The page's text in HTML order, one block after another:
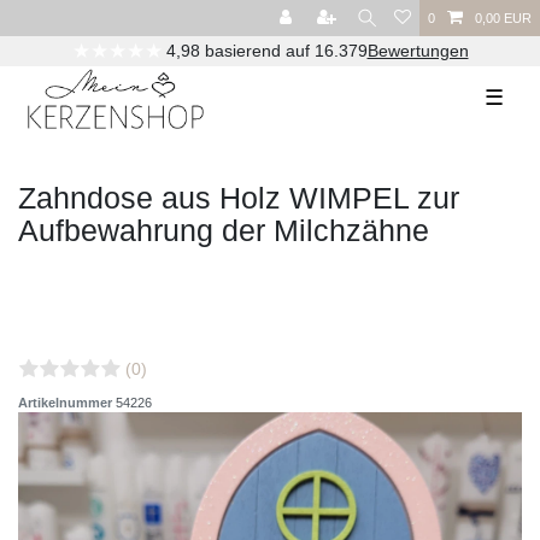
0 0,00 EUR
4,98 basierend auf 16.379Bewertungen
☰
Zahndose aus Holz WIMPEL zur
Aufbewahrung der Milchzähne
(0)
Artikelnummer 54226